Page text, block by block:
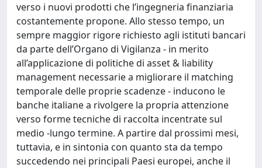
verso i nuovi prodotti che l’ingegneria finanziaria
costantemente propone. Allo stesso tempo, un
sempre maggior rigore richiesto agli istituti bancari
da parte dell’Organo di Vigilanza - in merito
all’applicazione di politiche di asset & liability
management necessarie a migliorare il matching
temporale delle proprie scadenze - inducono le
banche italiane a rivolgere la propria attenzione
verso forme tecniche di raccolta incentrate sul
medio -lungo termine. A partire dal prossimi mesi,
tuttavia, e in sintonia con quanto sta da tempo
succedendo nei principali Paesi europei, anche il